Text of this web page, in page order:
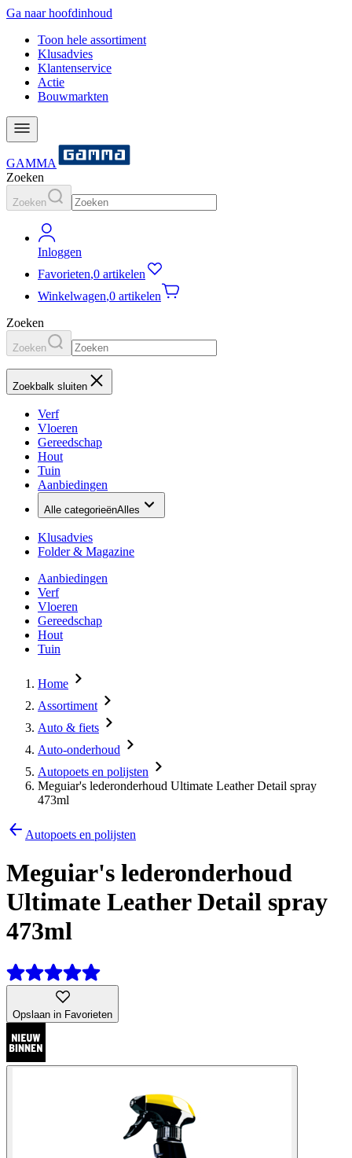
Ga naar hoofdinhoud
Toon hele assortiment
Klusadvies
Klantenservice
Actie
Bouwmarkten
GAMMA
Zoeken
Zoeken
Inloggen
Favorieten,0 artikelen
Winkelwagen,0 artikelen
Zoeken
Zoeken
Zoekbalk sluiten
Verf
Vloeren
Gereedschap
Hout
Tuin
Aanbiedingen
Alle categorieënAlles
Klusadvies
Folder & Magazine
Aanbiedingen
Verf
Vloeren
Gereedschap
Hout
Tuin
Home
Assortiment
Auto & fiets
Auto-onderhoud
Autopoets en polijsten
Meguiar's lederonderhoud Ultimate Leather Detail spray
473ml
Autopoets en polijsten
Meguiar's lederonderhoud
Ultimate Leather Detail spray
473ml
Opslaan in Favorieten